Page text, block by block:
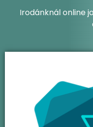
Irodánknál online